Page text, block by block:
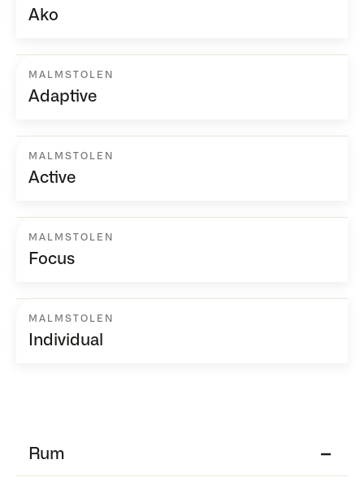
Rum
Ako
MALMSTOLEN
Adaptive
MALMSTOLEN
Active
MALMSTOLEN
Focus
MALMSTOLEN
Individual